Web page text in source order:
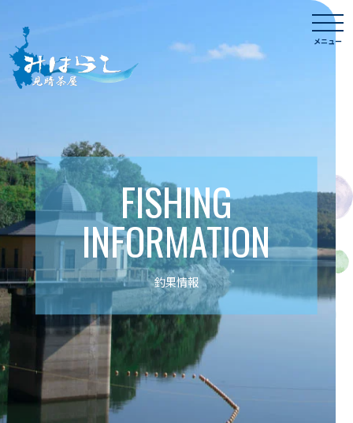
content
メニュー
FISHING
INFORMATION
釣果情報